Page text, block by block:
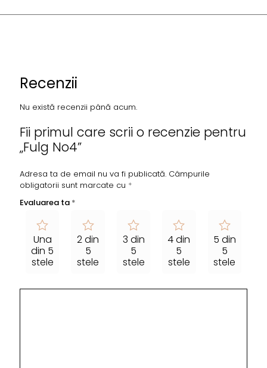
Recenzii
Nu există recenzii până acum.
Fii primul care scrii o recenzie pentru
„Fulg No4”
Adresa ta de email nu va fi publicată. Câmpurile
obligatorii sunt marcate cu *
Evaluarea ta *
Una
din 5
stele
2 din
5
stele
3 din
5
stele
4 din
5
stele
5 din
5
stele